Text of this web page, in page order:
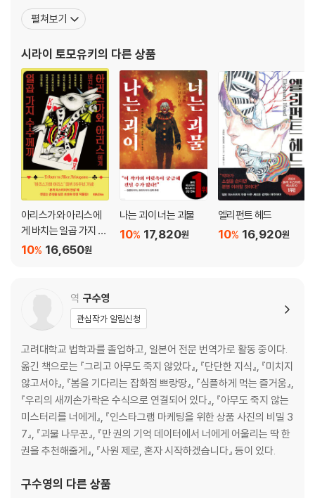
오 슈스케 등 유명 추리작가들의 전폭적인 지지를 받아 2014년 『인
간의 얼굴은 먹기 힘들다』를 출간하며 성공적으로 데뷔한다. 2015년
후보에, 2016년에 출간된 『잘 자, 인면
펼쳐보기
시라이 토모유키 의 다른 상품
아리스가와 아리스에
게 바치는 일곱 가지 수
수께끼16,650원
10%
나는 괴이 너는 괴물
17,820원
10%
엘리펀트 헤드
16,920원
10%
역 구수영
관심작가 알림신청
고려대학교 법학과를 졸업하고, 일본어 전문 번역가로 활동 중이다.
옮긴 책으로는 『그리고 아무도 죽지 않았다』, 『단단한 지식』, 『미치지
않고서야』, 『봄을 기다리는 잡화점 쁘랑땅』, 『심플하게 먹는 즐거움』,
『우리의 새끼손가락은 수식으로 연결되어 있다』, 『아무도 죽지 않는
미스터리를 너에게』, 『인스타그램 마케팅을 위한 상품 사진의 비밀 3
7』, 『괴물 나무꾼』, 『만 권의 기억 데이터에서 너에게 어울리는 딱 한
권을 추천해줄게』, 『사원 제로, 혼자 시작하겠습니다』 등이 있다.
구수영의 다른 상품